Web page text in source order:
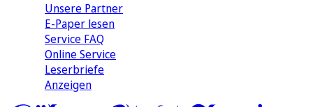
Unsere Partner
E-Paper lesen
Service FAQ
Online Service
Leserbriefe
Anzeigen